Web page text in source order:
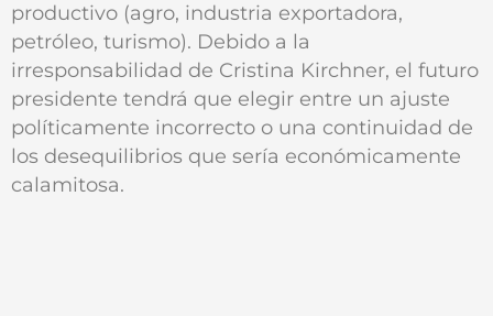
productivo (agro, industria exportadora,
petróleo, turismo). Debido a la
irresponsabilidad de Cristina Kirchner, el futuro
presidente tendrá que elegir entre un ajuste
políticamente incorrecto o una continuidad de
los desequilibrios que sería económicamente
calamitosa.